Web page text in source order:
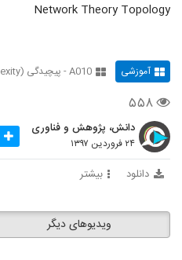
028132 - نظریه شبکه (Network Theory)
028133 - نظریه شبکه (Network Theory)
124
028134 - نظریه شبکه (Network Theory)
۴۵۶ بازدید
Network Theory Topology
آموزشی A010 - پیچیدگی (Complexity)
۵۵۸
دانش، پژوهش و فناوری
۲۴ فروردین ۱۳۹۷
دانلود بیشتر
ویدیوهای دیگر